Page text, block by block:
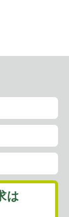
は